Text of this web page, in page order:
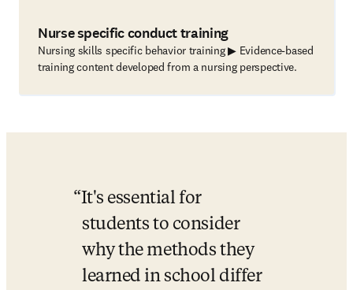
Nurse specific conduct training
Nursing skills specific behavior training ▶ Evidence-based
training content developed from a nursing perspective.
It's essential for
students to consider
why the methods they
learned in school differ